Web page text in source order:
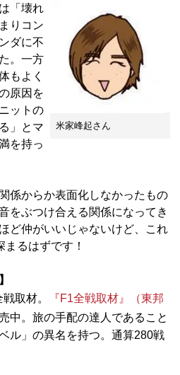
米家峰起さん
「壊れ
りコン
ダに不
。一方
もよく
原因を
ットの
」とマ
を持っ
係からか表面化しなかったもの
をぶつけ合える関係になってき
ど仲がいいじゃないけど、これ
まるはずです！
取材。
『F1全戦取材』（東邦
中。旅の手配の達人であること
ル」の異名を持つ。通算280戦